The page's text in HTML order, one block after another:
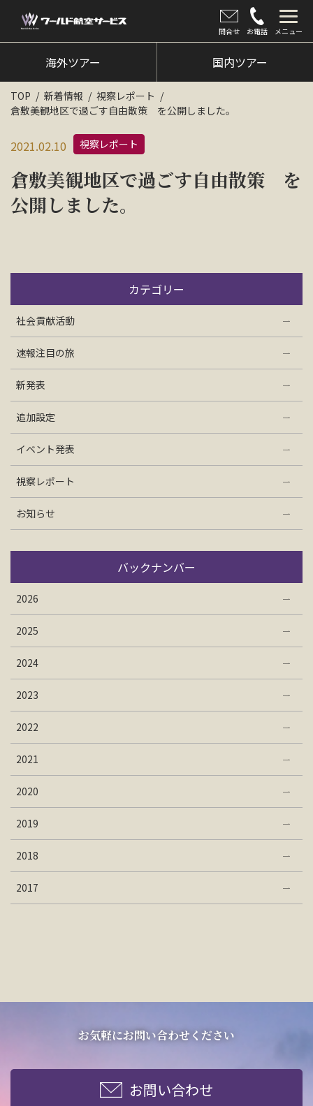
問合せ お電話 メニュー
海外ツアー
国内ツアー
クルーズツアー
ツアー催行状況
旅のひろば
イベント
会社情報
検索
海外ツアー 国内ツアー
TOP 新着情報
視察レポート
倉敷美観地区で過ごす自由散策 を公開しました。
2021.02.10 視察レポート
倉敷美観地区で過ごす自由散策 を
公開しました。
カテゴリー
社会貢献活動
速報注目の旅
新発表
追加設定
イベント発表
視察レポート
お知らせ
バックナンバー
2026
2025
2024
2023
2022
2021
2020
2019
2018
2017
お気軽にお問い合わせください
お問い合わせ